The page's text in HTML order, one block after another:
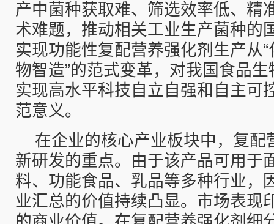
产中菌种获取难、筛选效率低、精
术难题，推动相关工业生产菌种的
实现功能性复配营养强化剂生产从“
物智造”的范式变革，对我国食品
实现高水平科技自立自强和自主可
范意义。
在企业的核心产业板块中，复配
新研发的重点。由于该产品可用于
料、功能食品、乳品等多种行业，
业汇总的价值持续凸显。市场表现